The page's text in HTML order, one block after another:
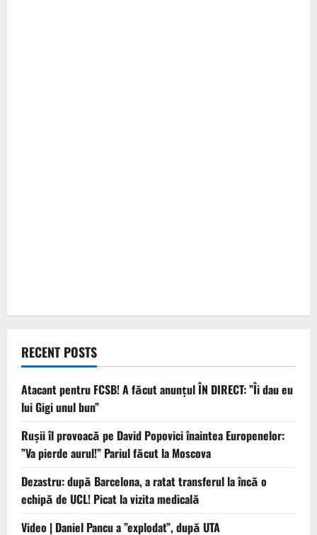
RECENT POSTS
Atacant pentru FCSB! A făcut anunțul ÎN DIRECT: ”Îi dau eu
lui Gigi unul bun”
Rușii îl provoacă pe David Popovici înaintea Europenelor:
”Va pierde aurul!” Pariul făcut la Moscova
Dezastru: după Barcelona, a ratat transferul la încă o
echipă de UCL! Picat la vizita medicală
Video | Daniel Pancu a ”explodat”, după UTA